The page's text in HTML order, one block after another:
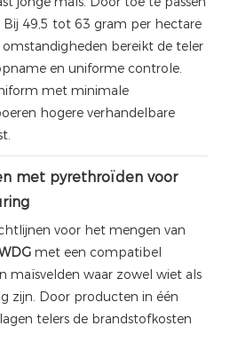
Bij 49,5 tot 63 gram per hectare
bereikt de teler
en uniforme controle.
met minimale
hogere verhandelbare
met pyrethroïden voor
voor het mengen van
met een compatibel
maïsvelden waar zowel wiet als
zijn. Door producten in één
telers de brandstofkosten